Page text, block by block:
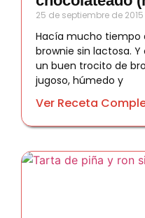
25 de septiembre de 2015
Hacía mucho tiempo
brownie sin lactosa.
un buen trocito de
jugoso, húmedo y
Ver Receta